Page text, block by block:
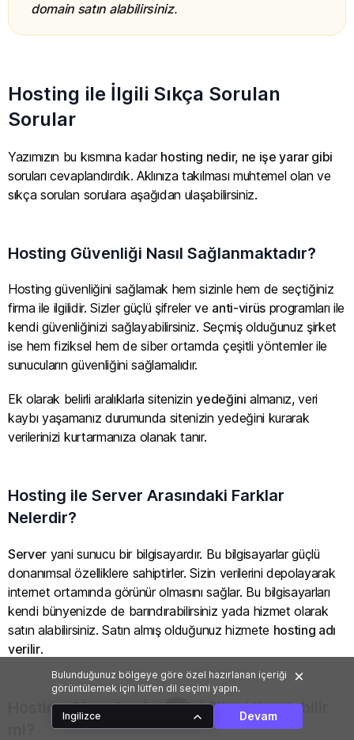
Bulunduğunuz bölgeye göre özel hazırlanan içeriği
görüntülemek için lütfen dil seçimi yapın.
Ingilizce Devam
domain satın alabilirsiniz.
Hosting ile İlgili Sıkça Sorulan
Sorular
Yazımızın bu kısmına kadar hosting nedir, ne işe yarar gibi
soruları cevaplandırdık. Aklınıza takılması muhtemel olan ve
sıkça sorulan sorulara aşağıdan ulaşabilirsiniz.
Hosting Güvenliği Nasıl Sağlanmaktadır?
Hosting güvenliğini sağlamak hem sizinle hem de seçtiğiniz
firma ile ilgilidir. Sizler güçlü şifreler ve anti-virüs programları ile
kendi güvenliğinizi sağlayabilirsiniz. Seçmiş olduğunuz şirket
ise hem fiziksel hem de siber ortamda çeşitli yöntemler ile
sunucuların güvenliğini sağlamalıdır.
Ek olarak belirli aralıklarla sitenizinyedeğini almanız, veri
kaybı yaşamanız durumunda sitenizin yedeğini kurarak
verilerinizi kurtarmanıza olanak tanır.
Hosting ile Server Arasındaki Farklar
Nelerdir?
Server yani sunucu bir bilgisayardır. Bu bilgisayarlar güçlü
donanımsal özelliklere sahiptirler. Sizin verilerini depolayarak
internet ortamında görünür olmasını sağlar. Bu bilgisayarları
kendi bünyenizde de barındırabilirsiniz yada hizmet olarak
satın alabilirsiniz. Satın almış olduğunuz hizmete hosting adı
verilir.
Hosting Olmadan İnternet Sitesi Kurulabilir